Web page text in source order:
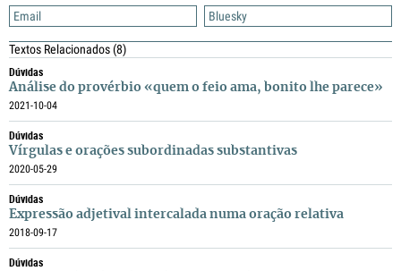
Email
Bluesky
Textos Relacionados(8)
Dúvidas
Análise do provérbio «quem o feio ama, bonito lhe parece»
2021-10-04
Dúvidas
Vírgulas e orações subordinadas substantivas
2020-05-29
Dúvidas
Expressão adjetival intercalada numa oração relativa
2018-09-17
Dúvidas